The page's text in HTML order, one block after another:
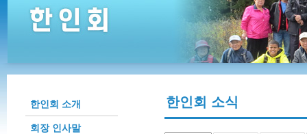
한인회 소개
회장 인사말
한인회 소식